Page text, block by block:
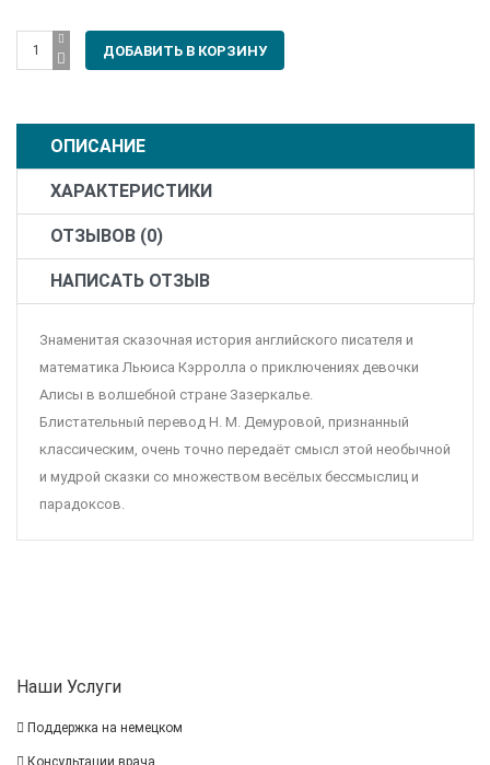
ОПИСАНИЕ
ХАРАКТЕРИСТИКИ
ОТЗЫВОВ (0)
НАПИСАТЬ ОТЗЫВ
Знаменитая сказочная история английского писателя и
математика Льюиса Кэрролла о приключениях девочки
Алисы в волшебной стране Зазеркалье.
Блистательный перевод Н. М. Демуровой, признанный
классическим, очень точно передаёт смысл этой необычной
и мудрой сказки со множеством весёлых бессмыслиц и
парадоксов.
Наши Услуги
Поддержка на немецком
Консультации врача